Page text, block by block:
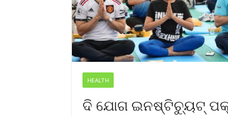
HEALTH
ଦି ଯୋଗ ଇନଷ୍ଟିଚ୍ୟୁଟ୍